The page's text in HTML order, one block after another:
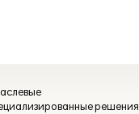
решения